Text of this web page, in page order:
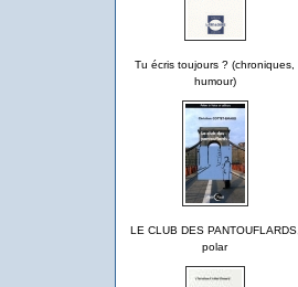
Tu écris toujours ? (chroniques,
humour)
LE CLUB DES PANTOUFLARDS,
polar